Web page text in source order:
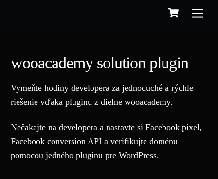
Cart
wooacademy solution plugin
Vymeňte hodiny developera za jednoduché a rýchle
riešenie vďaka pluginu z dielne wooacademy.
Nečakajte na developera a nastavte si Facebook pixel,
Facebook conversion API a verifikujte doménu
pomocou jedného pluginu pre WordPress.